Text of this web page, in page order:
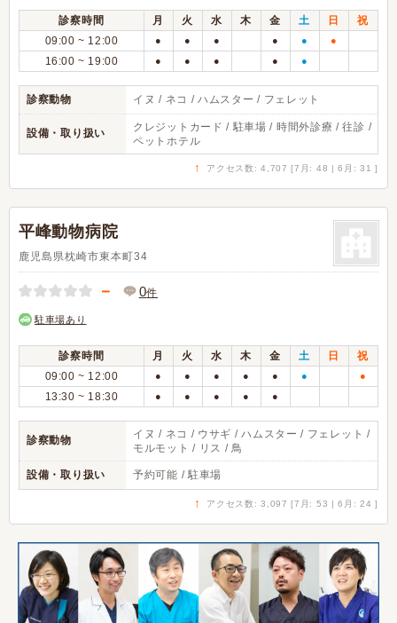
診察時間 月 火 水 木 金 土 日
祝
09:00 ~ 12:00
● ● ● ● ● ●
16:00 ~ 19:00 ● ● ● ● ●
診察動物 イヌ / ネコ / ハムスター / フェレット
設備・取り扱い
クレジットカード / 駐車場 / 時間外診療 / 往診 /
ペットホテル
↑ アクセス数: 4,707 [7月: 48 | 6月: 31 ]
平峰動物病院
鹿児島県枕崎市東本町34
－ 0件
駐車場あり
診察時間 月 火 水 木 金 土 日
祝
09:00 ~ 12:00
● ● ● ● ● ● ●
13:30 ~ 18:30 ● ● ● ● ●
診察動物
イヌ / ネコ / ウサギ / ハムスター / フェレット /
モルモット / リス / 鳥
設備・取り扱い 予約可能 / 駐車場
↑ アクセス数: 3,097 [7月: 53 | 6月: 24 ]